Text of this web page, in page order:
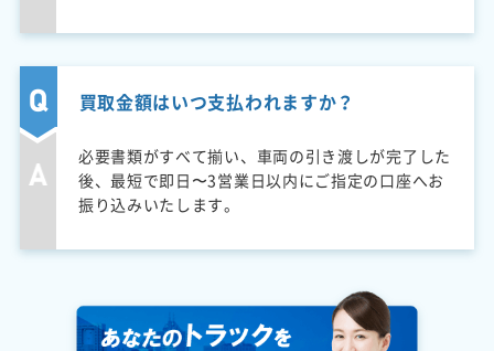
買取金額はいつ支払われますか？
必要書類がすべて揃い、車両の引き渡しが完了した
後、最短で即日〜3営業日以内にご指定の口座へお
振り込みいたします。